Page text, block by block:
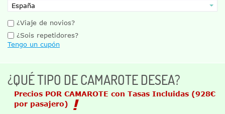
¿Viaje de novios?
¿Sois repetidores?
Tengo un cupón
¿QUÉ TIPO DE CAMAROTE DESEA?
Precios POR CAMAROTE con Tasas Incluidas (928€
por pasajero)